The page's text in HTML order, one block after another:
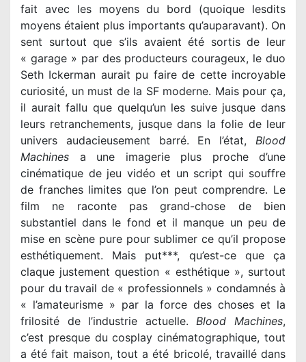
fait avec les moyens du bord (quoique lesdits
moyens étaient plus importants qu’auparavant). On
sent surtout que s’ils avaient été sortis de leur
« garage » par des producteurs courageux, le duo
Seth Ickerman aurait pu faire de cette incroyable
curiosité, un must de la SF moderne. Mais pour ça,
il aurait fallu que quelqu’un les suive jusque dans
leurs retranchements, jusque dans la folie de leur
univers audacieusement barré. En l’état, Blood
Machines a une imagerie plus proche d’une
cinématique de jeu vidéo et un script qui souffre
de franches limites que l’on peut comprendre. Le
film ne raconte pas grand-chose de bien
substantiel dans le fond et il manque un peu de
mise en scène pure pour sublimer ce qu’il propose
esthétiquement. Mais put***, qu’est-ce que ça
claque justement question « esthétique », surtout
pour du travail de « professionnels » condamnés à
« l’amateurisme » par la force des choses et la
frilosité de l’industrie actuelle. Blood Machines,
c’est presque du cosplay cinématographique, tout
a été fait maison, tout a été bricolé, travaillé dans